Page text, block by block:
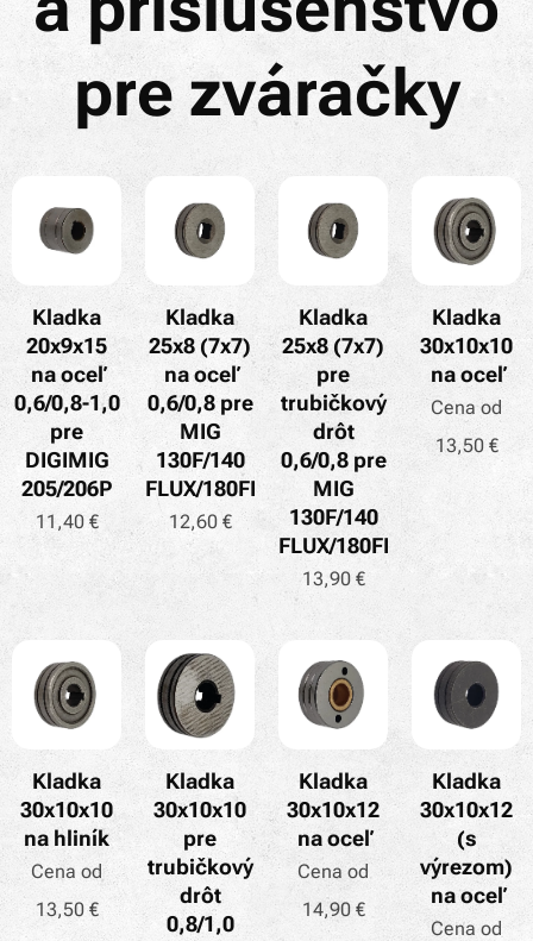
pre zváračky
Kladka
20x9x15
na oceľ
0,6/0,8-1,0
pre
DIGIMIG
205/206P
11,40€
Kladka
25x8 (7x7)
na oceľ
0,6/0,8 pre
MIG
130F/140
FLUX/180FL
12,60€
Kladka
25x8 (7x7)
pre
trubičkový
drôt
0,6/0,8 pre
MIG
130F/140
FLUX/180FL
13,90€
Kladka
30x10x10
na oceľ
Cena od
13,50€
Kladka
30x10x10
na hliník
Cena od
13,50€
Kladka
30x10x10
pre
trubičkový
drôt
0,8/1,0
Kladka
30x10x12
na oceľ
Cena od
14,90€
Kladka
30x10x12
(s
výrezom)
na oceľ
Cena od